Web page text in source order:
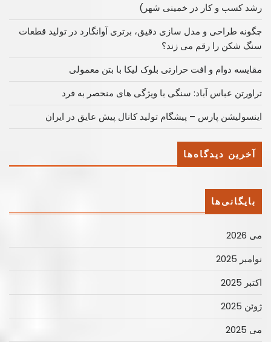
رشد کسب ‌و کار در خمینی ‌شهر)
چگونه طراحی و مدل سازی دقیق، برتری آوانگارد در تولید قطعات
سنگ شکن را رقم می زند؟
مقایسه دوام و افت حرارتی بلوک لیکا با بتن معمولی
تراورتن عباس آباد: سنگی با ویژگی های منحصر به فرد
اینسولیشن پارس – پیشگام تولید کانال پیش عایق در ایران
آخرین دیدگاه‌ها
بایگانی‌ها
می 2026
نوامبر 2025
اکتبر 2025
ژوئن 2025
می 2025